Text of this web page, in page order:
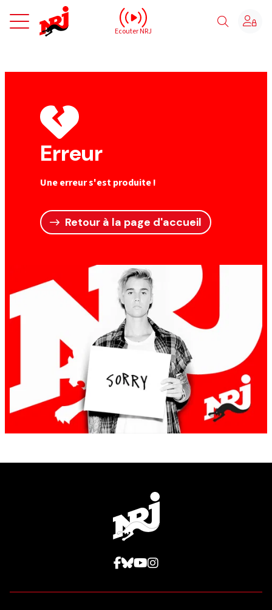
NRJ - Accueil
Ecouter NRJ
Erreur
Une erreur s'est produite !
Retour à la page d'accueil